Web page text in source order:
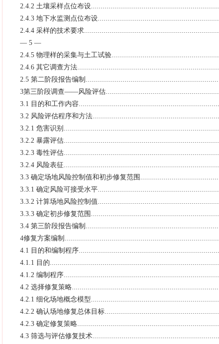
2.4.2 土壤采样点位布设
2.4.3 地下水监测点位布设
2.4.4 采样的技术要求
— 5 —
2.4.5 物理样的采集与土工试验
2.4.6 其它调查方法
2.5 第二阶段报告编制
3第三阶段调查——风险评估
3.1 目的和工作内容
3.2 风险评估程序和方法
3.2.1 危害识别
3.2.2 暴露评估
3.2.3 毒性评估
3.2.4 风险表征
3.3 确定场地风险控制值和初步修复范围
3.3.1 确定风险可接受水平
3.3.2 计算场地风险控制值
3.3.3 确定初步修复范围
3.4 第三阶段报告编制
4修复方案编制
4.1 目的和编制程序
4.1.1 目的
4.1.2 编制程序
4.2 选择修复策略
4.2.1 细化场地概念模型
4.2.2 确认场地修复总体目标
4.2.3 确定修复策略
4.3 筛选与评估修复技术